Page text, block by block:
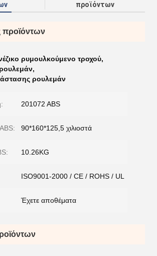
προϊόντων
προϊόντων
ρυμουλκούμενο τροχού,
,
ρουλεμάν
201072 ABS
90*160*125,5 χιλιοστά
10.26KG
ISO9001-2000 / CE / ROHS / UL
Έχετε αποθέματα